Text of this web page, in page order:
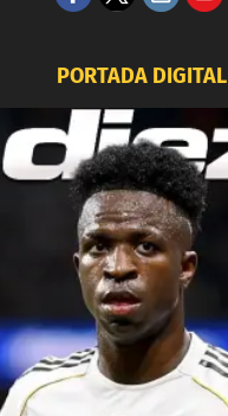
PORTADA DIGITAL